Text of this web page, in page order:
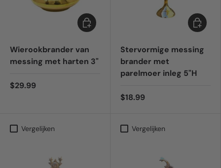
Wierookbrander van
messing met harten 3"
$29.99
Toevoegen aan winkelwagen
Stervormige messing
brander met
parelmoer inleg 5"H
$18.99
Vergelijken Vergelijken